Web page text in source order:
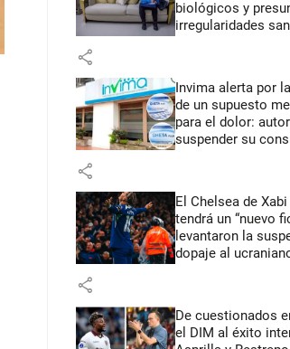
biológicos y
irregularidades
share
Invima alerta por
de un supuesto
para el dolor:
suspender su
share
El Chelsea de
tendrá un “nuevo
levantaron la
dopaje al
share
De cuestionados
el DIM al éxito